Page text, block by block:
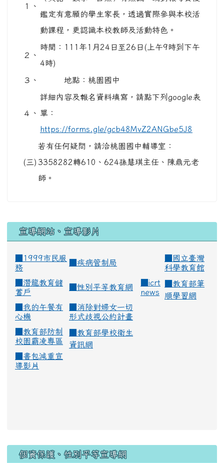
１、
鑑定有意願的學生家長，透過實際參與本校活
動課程，更認識本校教師及活動特色。
２、
時間：111年1月24日至26日(上午9時到下午
4時)
３、 地點：桃園國中
４、
詳細內容及報名資料填寫，請點下列google表
單：
https://forms.gle/gcb48MvZ2ANGbe5J8
(三)
若有任何疑問，請洽桃園國中輔導室：
3358282轉610、624孫慧琪主任、陳鼎元老
師。
宣導網站、宣導影片
■1999市民服
務
疾病管制局
國立臺灣
科學教育館
潛龍教育儲
蓄戶
性別平等教育網
icrt
news
教育部筆
順學習網
我的午餐有
心機
消除對婦女一切
形式歧視公約計畫
教育部防制
校園霸凌專區
教育部學校衛生
資訊網
書包減重宣
導影片
個資保護、性別平等宣導網